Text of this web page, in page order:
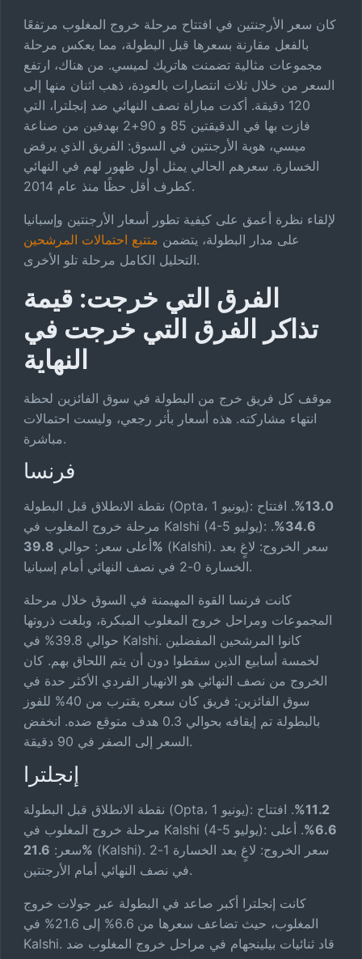
كان سعر الأرجنتين في افتتاح مرحلة خروج المغلوب مرتفعًا
بالفعل مقارنة بسعرها قبل البطولة، مما يعكس مرحلة
مجموعات مثالية تضمنت هاتريك لميسي. من هناك، ارتفع
السعر من خلال ثلاث انتصارات بالعودة، ذهب اثنان منها إلى
120 دقيقة. أكدت مباراة نصف النهائي ضد إنجلترا، التي
فازت بها في الدقيقتين 85 و 90+2 بهدفين من صناعة
ميسي، هوية الأرجنتين في السوق: الفريق الذي يرفض
الخسارة. سعرهم الحالي يمثل أول ظهور لهم في النهائي
كطرف أقل حظًا منذ عام 2014.
لإلقاء نظرة أعمق على كيفية تطور أسعار الأرجنتين وإسبانيا
على مدار البطولة، يتضمن متتبع احتمالات المرشحين
التحليل الكامل مرحلة تلو الأخرى.
الفرق التي خرجت: قيمة
تذاكر الفرق التي خرجت في
النهاية
موقف كل فريق خرج من البطولة في سوق الفائزين لحظة
انتهاء مشاركته. هذه أسعار بأثر رجعي، وليست احتمالات
مباشرة.
فرنسا
نقطة الانطلاق قبل البطولة (Opta، 1 يونيو): 13.0%
. افتتاح
مرحلة خروج المغلوب في Kalshi (4-5 يوليو):
34.6%
.
أعلى سعر: حوالي39.8% (Kalshi). سعر الخروج: لاغٍ بعد
الخسارة 0-2 في نصف النهائي أمام إسبانيا.
كانت فرنسا القوة المهيمنة في السوق خلال مرحلة
المجموعات ومراحل خروج المغلوب المبكرة، وبلغت ذروتها
حوالي 39.8% في Kalshi. كانوا المرشحين المفضلين
لخمسة أسابيع الذين سقطوا دون أن يتم اللحاق بهم. كان
الخروج من نصف النهائي هو الانهيار الفردي الأكثر حدة في
سوق الفائزين: فريق كان سعره يقترب من 40% للفوز
بالبطولة تم إيقافه بحوالي 0.3 هدف متوقع ضده. انخفض
السعر إلى الصفر في 90 دقيقة.
إنجلترا
نقطة الانطلاق قبل البطولة (Opta، 1 يونيو): 11.2%
. افتتاح
مرحلة خروج المغلوب في Kalshi (4-5 يوليو):
6.6%
. أعلى
سعر:21.6% (Kalshi). سعر الخروج: لاغٍ بعد الخسارة 1-2
في نصف النهائي أمام الأرجنتين.
كانت إنجلترا أكبر صاعد في البطولة عبر جولات خروج
المغلوب، حيث تضاعف سعرها من 6.6% إلى 21.6% في
Kalshi. قاد ثنائيات بيلينجهام في مراحل خروج المغلوب ضد